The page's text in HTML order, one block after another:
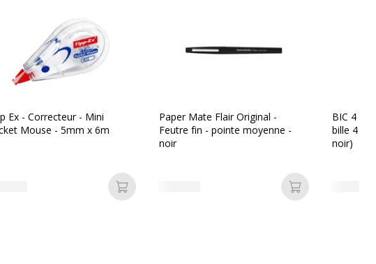
panier
Ex - Correcteur - Mini
Mouse - 5mm x 6m
Ajouter au panier
Paper Mate Flair Original -
Feutre fin - pointe moyenne -
noir
Ajouter au
BIC 4
bille 4
noir)